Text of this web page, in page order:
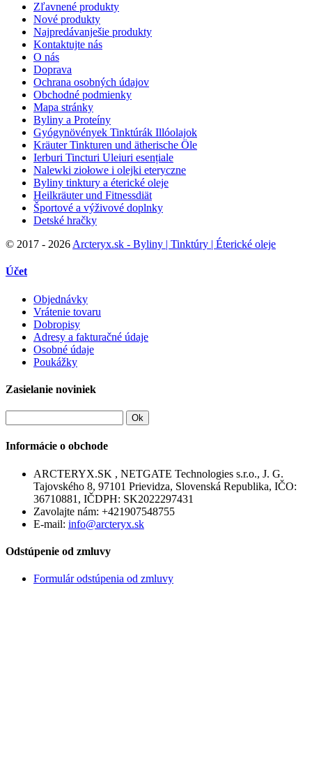
Zľavnené produkty
Nové produkty
Najpredávanješie produkty
Kontaktujte nás
O nás
Doprava
Ochrana osobných údajov
Obchodné podmienky
Mapa stránky
Byliny a Proteíny
Gyógynövények Tinktúrák Illóolajok
Kräuter Tinkturen und ätherische Öle
Ierburi Tincturi Uleiuri esențiale
Nalewki ziołowe i olejki eteryczne
Byliny tinktury a éterické oleje
Heilkräuter und Fitnessdiät
Športové a výživové doplnky
Detské hračky
© 2017 - 2026 Arcteryx.sk - Byliny | Tinktúry | Éterické oleje
Účet
Objednávky
Vrátenie tovaru
Dobropisy
Adresy a fakturačné údaje
Osobné údaje
Poukážky
Zasielanie noviniek
Ok
Informácie o obchode
ARCTERYX.SK , NETGATE Technologies s.r.o., J. G.
Tajovského 8, 97101 Prievidza, Slovenská Republika, IČO:
36710881, IČDPH: SK2022297431
Zavolajte nám: +421907548755
E-mail: info@arcteryx.sk
Odstúpenie od zmluvy
Formulár odstúpenia od zmluvy